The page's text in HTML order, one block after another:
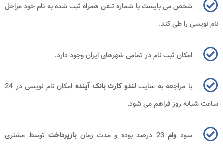
شخص می بایست با شماره تلفن همراه ثبت شده به نام خود مراحل
نام نویسی را طی کند.
امکان ثبت نام در تمامی شهرهای ایران وجود دارد.
با مراجعه به سایتلندو کارت بانک آینده
امکان نام نویسی در 24
ساعت شبانه روز فراهم می شود.
سود وام23 درصد بوده و مدت زمان بازپرداخت توسط مشتری